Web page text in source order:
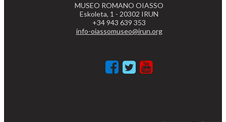
MUSEO ROMANO OIASSO
Eskoleta, 1 - 20302 IRUN
+34 943 639 353
info-oiassomuseo@irun.org